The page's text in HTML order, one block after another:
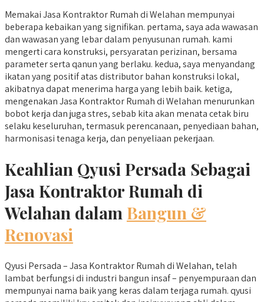
Memakai Jasa Kontraktor Rumah di Welahan mempunyai
beberapa kebaikan yang signifikan. pertama, saya ada wawasan
dan wawasan yang lebar dalam penyusunan rumah. kami
mengerti cara konstruksi, persyaratan perizinan, bersama
parameter serta qanun yang berlaku. kedua, saya menyandang
ikatan yang positif atas distributor bahan konstruksi lokal,
akibatnya dapat menerima harga yang lebih baik. ketiga,
mengenakan Jasa Kontraktor Rumah di Welahan menurunkan
bobot kerja dan juga stres, sebab kita akan menata cetak biru
selaku keseluruhan, termasuk perencanaan, penyediaan bahan,
harmonisasi tenaga kerja, dan penyeliaan pekerjaan.
Keahlian Qyusi Persada Sebagai
Jasa Kontraktor Rumah di
Welahan dalam Bangun &
Renovasi
Qyusi Persada – Jasa Kontraktor Rumah di Welahan, telah
lambat berfungsi di industri bangun insaf – penyempuraan dan
mempunyai nama baik yang keras dalam terjaga rumah. qyusi